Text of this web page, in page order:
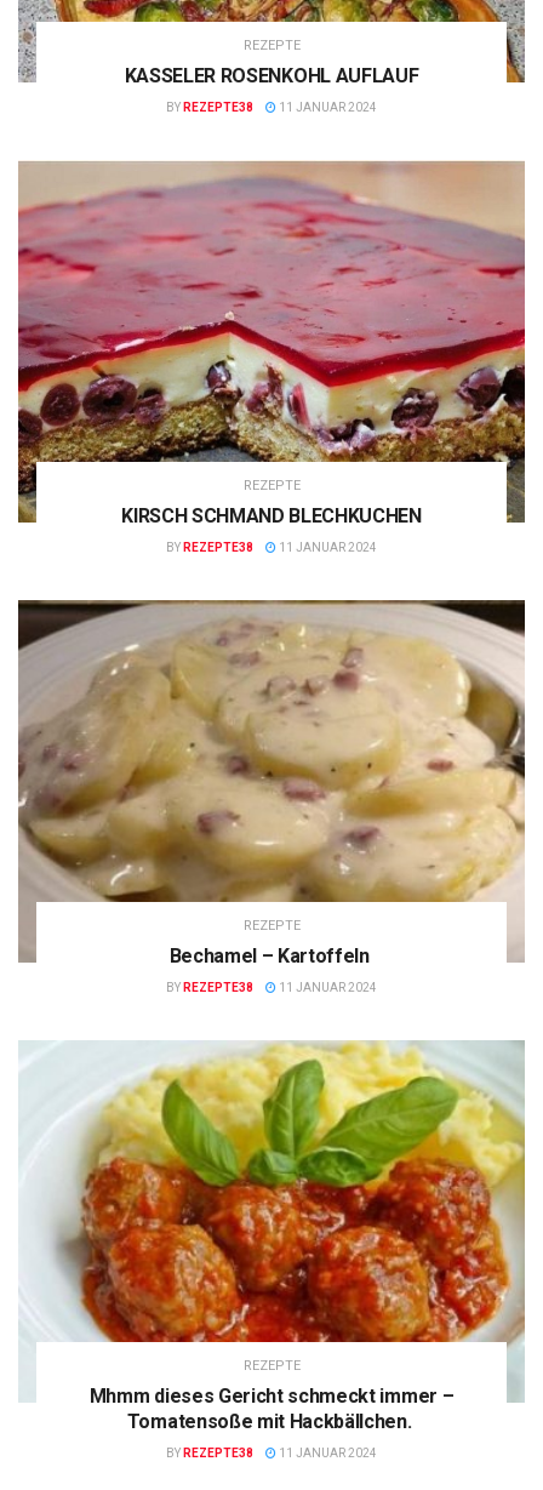
REZEPTE
KASSELER ROSENKOHL AUFLAUF
BY REZEPTE38 11 JANUAR 2024
REZEPTE
KIRSCH SCHMAND BLECHKUCHEN
BY REZEPTE38 11 JANUAR 2024
REZEPTE
Bechamel – Kartoffeln
BY REZEPTE38 11 JANUAR 2024
REZEPTE
Mhmm dieses Gericht schmeckt immer –
Tomatensoße mit Hackbällchen.
BY REZEPTE38 11 JANUAR 2024